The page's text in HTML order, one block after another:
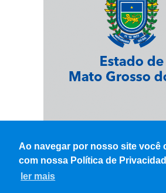
Ao navegar por nosso site você
com nossa Política de
ler mais